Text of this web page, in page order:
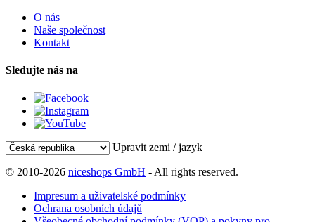
O nás
Naše společnost
Kontakt
Sledujte nás na
Upravit zemi / jazyk
© 2010-2026 niceshops GmbH - All rights reserved.
Impresum a uživatelské podmínky
Ochrana osobních údajů